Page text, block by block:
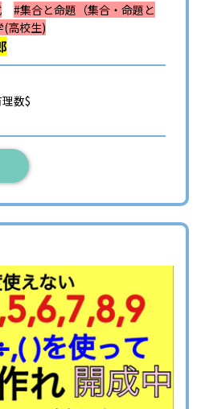
#集合と命題（集合・命題と
(高校生)
数$